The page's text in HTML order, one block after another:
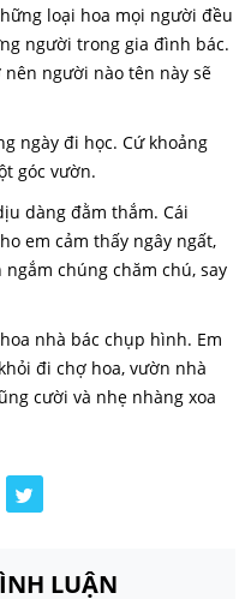
loại hoa mọi người đều
người trong gia đình bác.
người nào tên này sẽ
ngày đi học. Cứ khoảng
góc vườn.
dàng đằm thắm. Cái
em cảm thấy ngây ngất,
chúng chăm chú, say
nhà bác chụp hình. Em
đi chợ hoa, vườn nhà
cười và nhẹ nhàng xoa
LUẬN